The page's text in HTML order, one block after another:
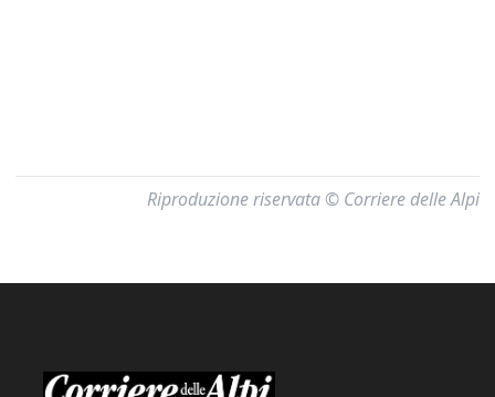
Riproduzione riservata © Corriere delle Alpi